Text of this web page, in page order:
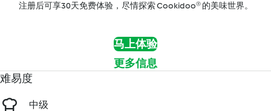
注册后可享30天免费体验，尽情探索 Cookidoo® 的美味世界。
马上体验
更多信息
难易度
中级